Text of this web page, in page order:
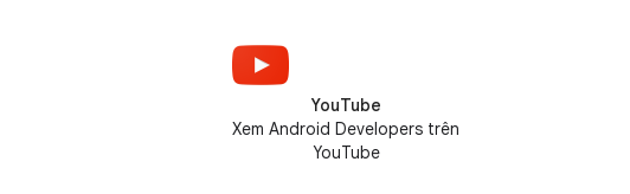
YouTube
Xem Android Developers trên
YouTube